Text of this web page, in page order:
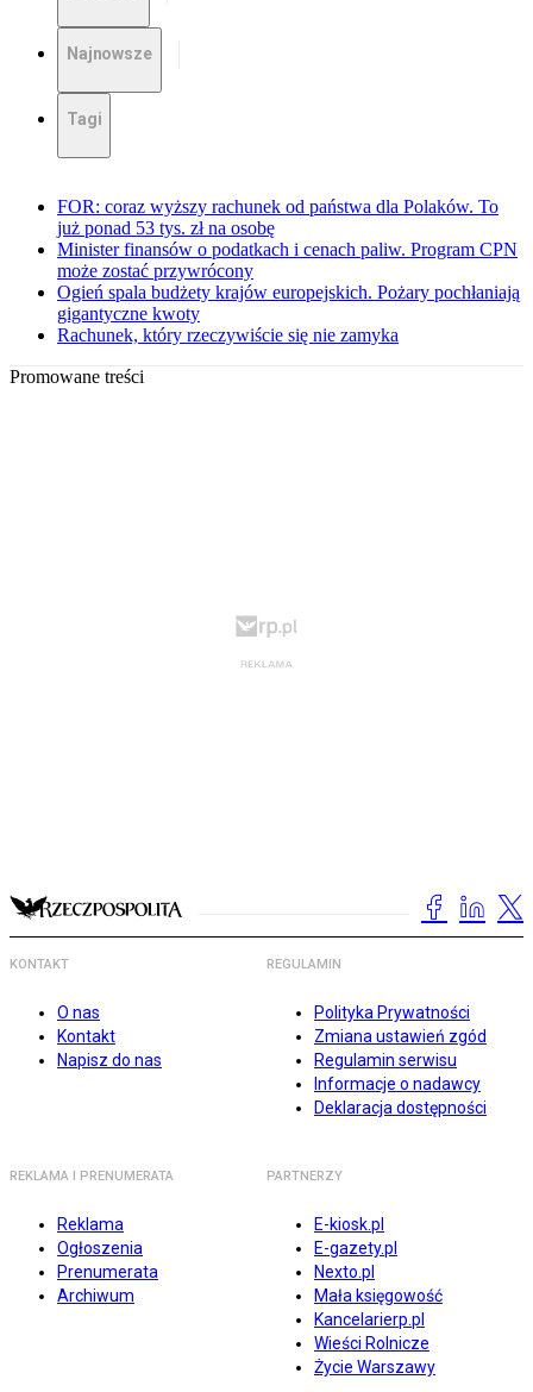
Najnowsze
Tagi
FOR: coraz wyższy rachunek od państwa dla Polaków. To
już ponad 53 tys. zł na osobę
Minister finansów o podatkach i cenach paliw. Program CPN
może zostać przywrócony
Ogień spala budżety krajów europejskich. Pożary pochłaniają
gigantyczne kwoty
Rachunek, który rzeczywiście się nie zamyka
Promowane treści
KONTAKT
O nas
Kontakt
Napisz do nas
REGULAMIN
Polityka Prywatności
Zmiana ustawień zgód
Regulamin serwisu
Informacje o nadawcy
Deklaracja dostępności
REKLAMA I PRENUMERATA
Reklama
Ogłoszenia
Prenumerata
Archiwum
PARTNERZY
E-kiosk.pl
E-gazety.pl
Nexto.pl
Mała księgowość
Kancelarierp.pl
Wieści Rolnicze
Życie Warszawy